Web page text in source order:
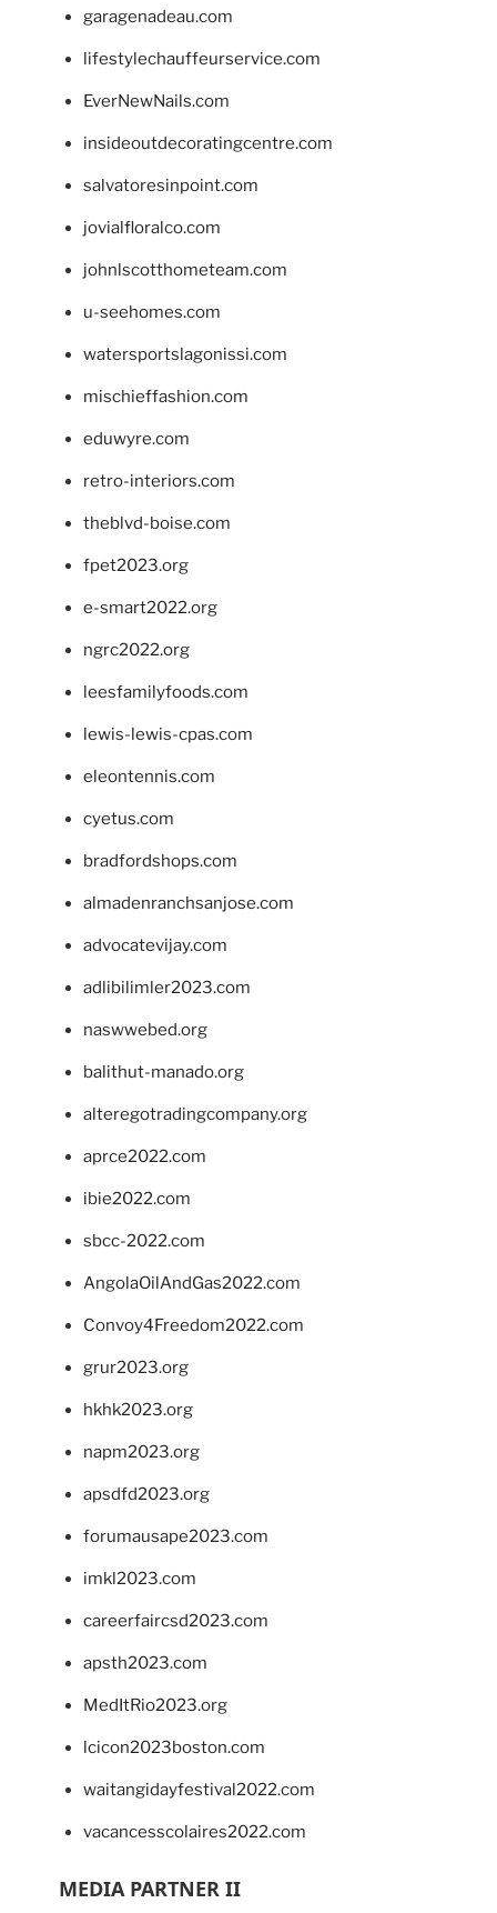
garagenadeau.com
lifestylechauffeurservice.com
EverNewNails.com
insideoutdecoratingcentre.com
salvatoresinpoint.com
jovialfloralco.com
johnlscotthometeam.com
u-seehomes.com
watersportslagonissi.com
mischieffashion.com
eduwyre.com
retro-interiors.com
theblvd-boise.com
fpet2023.org
e-smart2022.org
ngrc2022.org
leesfamilyfoods.com
lewis-lewis-cpas.com
eleontennis.com
cyetus.com
bradfordshops.com
almadenranchsanjose.com
advocatevijay.com
adlibilimler2023.com
naswwebed.org
balithut-manado.org
alteregotradingcompany.org
aprce2022.com
ibie2022.com
sbcc-2022.com
AngolaOilAndGas2022.com
Convoy4Freedom2022.com
grur2023.org
hkhk2023.org
napm2023.org
apsdfd2023.org
forumausape2023.com
imkl2023.com
careerfaircsd2023.com
apsth2023.com
MedItRio2023.org
lcicon2023boston.com
waitangidayfestival2022.com
vacancesscolaires2022.com
MEDIA PARTNER II